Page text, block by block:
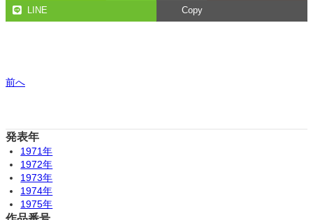
LINE Copy
前へ
発表年
1971年
1972年
1973年
1974年
1975年